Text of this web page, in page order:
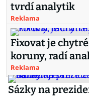
tvrdí analytik
Reklama
Fixovat je
koruny, radí
Reklama
Sázky na